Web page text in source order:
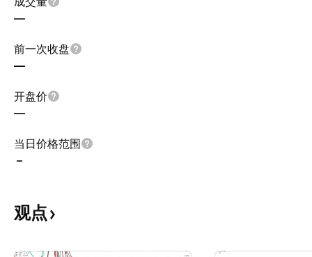
—
前一次收盘
—
开盘价
—
当日价格范围
–
观点